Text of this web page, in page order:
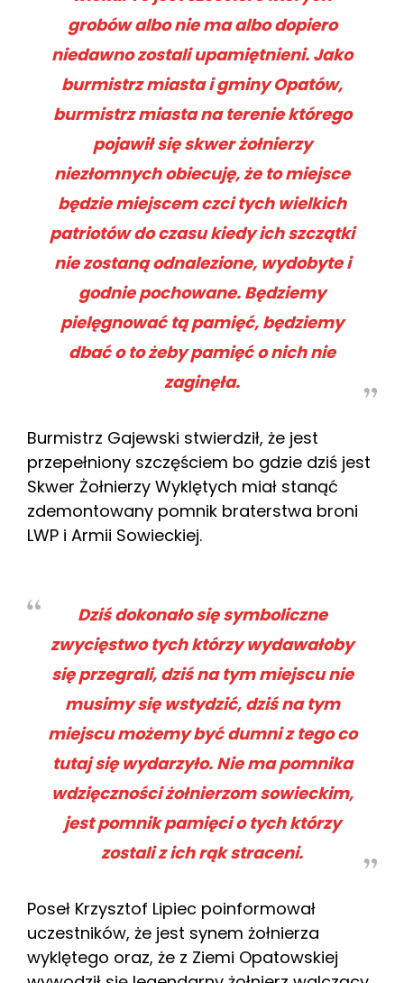
grobów albo nie ma albo dopiero
niedawno zostali upamiętnieni. Jako
burmistrz miasta i gminy Opatów,
burmistrz miasta na terenie którego
pojawił się skwer żołnierzy
niezłomnych obiecuję, że to miejsce
będzie miejscem czci tych wielkich
patriotów do czasu kiedy ich szczątki
nie zostaną odnalezione, wydobyte i
godnie pochowane. Będziemy
pielęgnować tą pamięć, będziemy
dbać o to żeby pamięć o nich nie
zaginęła.
Burmistrz Gajewski stwierdził, że jest
przepełniony szczęściem bo gdzie dziś jest
Skwer Żołnierzy Wyklętych miał stanąć
zdemontowany pomnik braterstwa broni
LWP i Armii Sowieckiej.
Dziś dokonało się symboliczne
zwycięstwo tych którzy wydawałoby
się przegrali, dziś na tym miejscu nie
musimy się wstydzić, dziś na tym
miejscu możemy być dumni z tego co
tutaj się wydarzyło. Nie ma pomnika
wdzięczności żołnierzom sowieckim,
jest pomnik pamięci o tych którzy
zostali z ich rąk straceni.
Poseł Krzysztof Lipiec poinformował
uczestników, że jest synem żołnierza
wyklętego oraz, że z Ziemi Opatowskiej